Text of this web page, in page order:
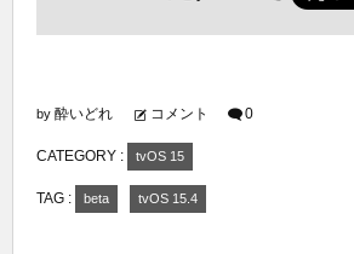
by 酔いどれ コメント 0
CATEGORY : tvOS 15
TAG : beta tvOS 15.4